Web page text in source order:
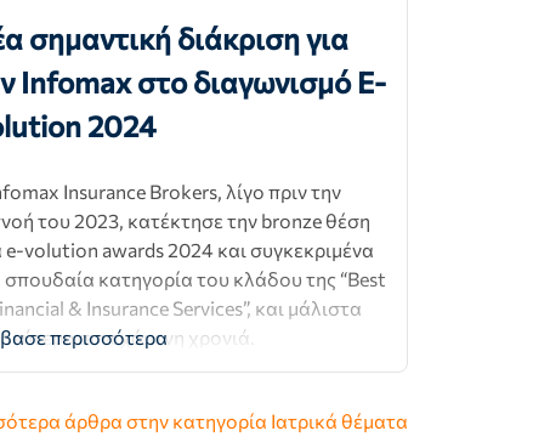
σημαντική διάκριση για
Infomax στο διαγωνισμό E-
2024
Insurance Βrokers, λίγο πριν την
του 2023, κατέκτησε την bronze θέση
e-volution awards 2024 και συγκεκριμένα
σπουδαία κατηγορία του κλάδου της “Best
& Insurance Services”, και μάλιστα
δεύτερη συνεχόμενη χρονιά.
περισσότερα
άρθρα στην κατηγορία Ιατρικά θέματα